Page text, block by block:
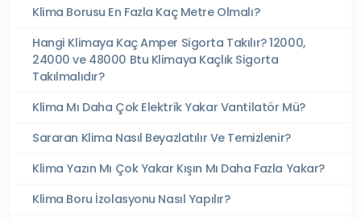
Klima Borusu En Fazla Kaç Metre Olmalı?
Hangi Klimaya Kaç Amper Sigorta Takılır? 12000,
24000 ve 48000 Btu Klimaya Kaçlık Sigorta
Takılmalıdır?
Klima Mı Daha Çok Elektrik Yakar Vantilatör Mü?
Sararan Klima Nasıl Beyazlatılır Ve Temizlenir?
Klima Yazın Mı Çok Yakar Kışın Mı Daha Fazla Yakar?
Klima Boru İzolasyonu Nasıl Yapılır?